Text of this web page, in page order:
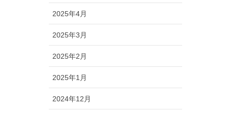
2025年4月
2025年3月
2025年2月
2025年1月
2024年12月